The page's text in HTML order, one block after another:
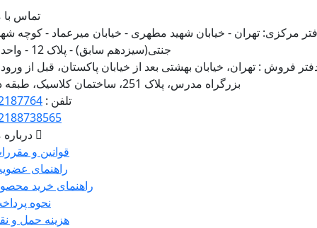
تماس با
مرکزی: تهران - خیابان شهید مطهری - خیابان میرعماد - کوچه
جنتی(سیزدهم سابق) - پلاک 12 - واحد 3
فروش : تهران، خیابان بهشتی بعد از خیابان پاکستان، قبل از
بزرگراه مدرس، پلاک 251، ساختمان کلاسیک، طبقه دو
تلفن :
درباره
قوانین و
راهنمای
راهنمای خرید
نحوه
هزینه حمل و